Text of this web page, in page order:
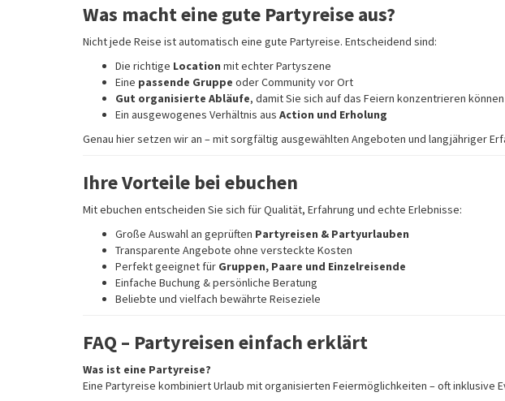
Was macht eine gute Partyreise aus?
Nicht jede Reise ist automatisch eine gute Partyreise. Entscheidend sind:
Die richtige Location mit echter Partyszene
Eine passende Gruppe oder Community vor Ort
Gut organisierte Abläufe, damit Sie sich auf das Feiern konzentrieren können
Ein ausgewogenes Verhältnis aus Action und Erholung
Genau hier setzen wir an – mit sorgfältig ausgewählten Angeboten und langjähriger
Ihre Vorteile bei ebuchen
Mit ebuchen entscheiden Sie sich für Qualität, Erfahrung und echte Erlebnisse:
Große Auswahl an geprüften Partyreisen & Partyurlauben
Transparente Angebote ohne versteckte Kosten
Perfekt geeignet für Gruppen, Paare und Einzelreisende
Einfache Buchung & persönliche Beratung
Beliebte und vielfach bewährte Reiseziele
FAQ – Partyreisen einfach erklärt
Was ist eine Partyreise?
Eine Partyreise kombiniert Urlaub mit organisierten Feiermöglichkeiten – oft inklusive